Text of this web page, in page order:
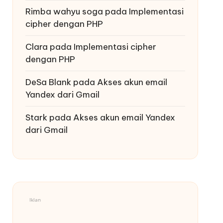
Rimba wahyu soga pada Implementasi
cipher dengan PHP
Clara pada Implementasi cipher
dengan PHP
DeSa Blankpada Akses akun email
Yandex dari Gmail
Starkpada Akses akun email Yandex
dari Gmail
Iklan